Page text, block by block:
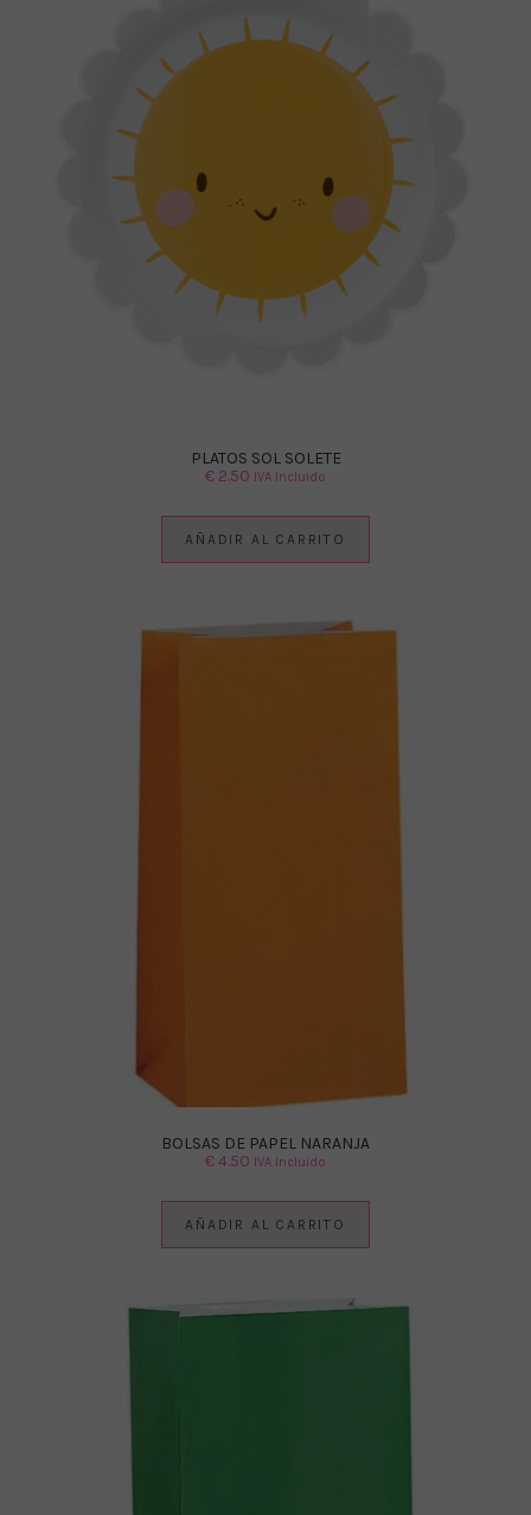
PLATOS SOL SOLETE
€ 2.50 IVA Incluido
AÑADIR AL CARRITO
BOLSAS DE PAPEL NARANJA
€4.50 IVA Incluido
AÑADIR AL CARRITO